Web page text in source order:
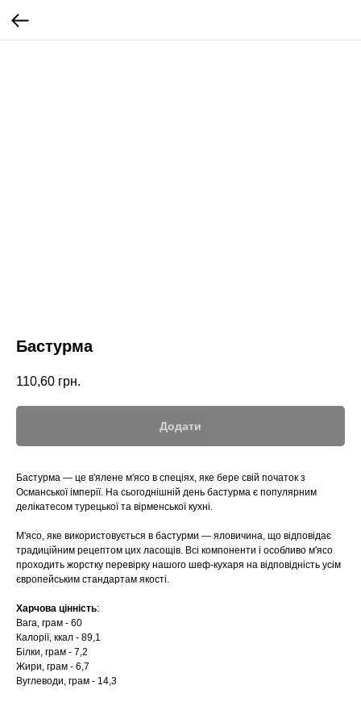
Бастурма
110,60 грн.
Додати
Бастурма — це в'ялене м'ясо в спеціях, яке бере свій початок з
Османської імперії. На сьогоднішній день бастурма є популярним
делікатесом турецької та вірменської кухні.
М'ясо, яке використовується в бастурми — яловичина, що відповідає
традиційним рецептом цих ласощів. Всі компоненти і особливо м'ясо
проходить жорстку перевірку нашого шеф-кухаря на відповідність усім
європейським стандартам якості.
Харчова цінність:
Вага, грам - 60
Калорії, ккал - 89,1
Білки, грам - 7,2
Жири, грам - 6,7
Вуглеводи, грам - 14,3